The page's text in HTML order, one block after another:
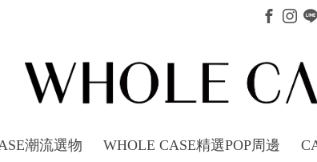
潮流選物 WHOLE CASE精選POP周邊